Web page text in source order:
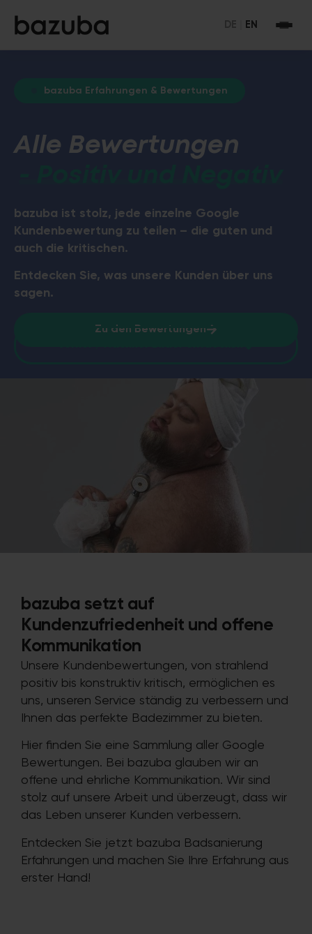
bazuba Erfahrungen & Bewertungen
Alle Bewertungen
bazuba ist stolz, jede einzelne Google
Kundenbewertung zu teilen – die guten und
auch die kritischen.
Entdecken Sie, was unsere Kunden über uns
sagen.
Zu den Bewertungen
bazuba setzt auf
Kundenzufriedenheit und offene
Kommunikation
Unsere Kundenbewertungen, von strahlend
positiv bis konstruktiv kritisch, ermöglichen es
uns, unseren Service ständig zu verbessern und
Ihnen das perfekte Badezimmer zu bieten.
Hier finden Sie eine Sammlung aller Google
Bewertungen. Bei bazuba glauben wir an
offene und ehrliche Kommunikation. Wir sind
stolz auf unsere Arbeit und überzeugt, dass wir
das Leben unserer Kunden verbessern.
Entdecken Sie jetzt bazuba Badsanierung
Erfahrungen und machen Sie Ihre Erfahrung aus
erster Hand!
EN